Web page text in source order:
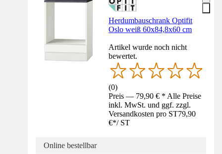
Herdumbauschrank Optifit
Oslo weiß 60x84,8x60 cm
Artikel wurde noch nicht
bewertet.
(0)
Preis — 79,90 € * Alle Preise
inkl. MwSt. und ggf. zzgl.
Versandkosten pro ST79,90
€*/ ST
Online bestellbar